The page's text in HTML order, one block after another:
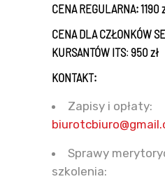
CENA REGULARNA:1190
CENA DLA CZŁONKÓW
KURSANTÓW ITS: 950 zł
KONTAKT:
Zapisy i opłaty:
Sprawy
szkolenia: